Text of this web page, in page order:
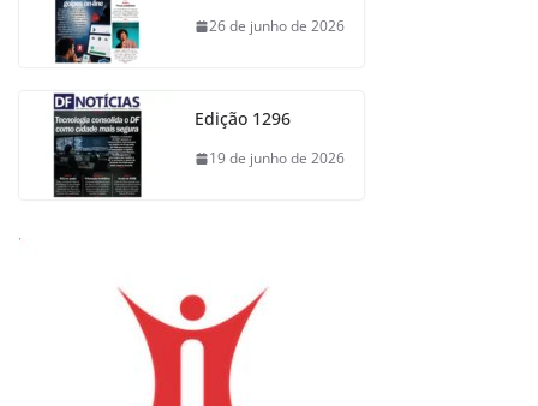
26 de junho de 2026
Edição 1296
19 de junho de 2026